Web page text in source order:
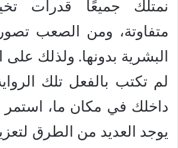
نمتلك جميعًا قدرات
متفاوتة، ومن الصعب
البشرية بدونها. ولذلك
لم تكتب بالفعل تلك
داخلك في مكان ما، استمر
يوجد العديد من الطرق